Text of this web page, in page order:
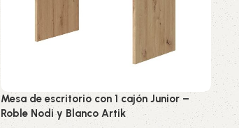
Mesa de escritorio con 1 cajón Junior –
Roble Nodi y Blanco Artik